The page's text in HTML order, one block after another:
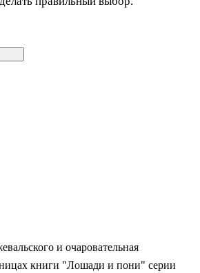
и очаровательная
книги "Лошади и пони" серии